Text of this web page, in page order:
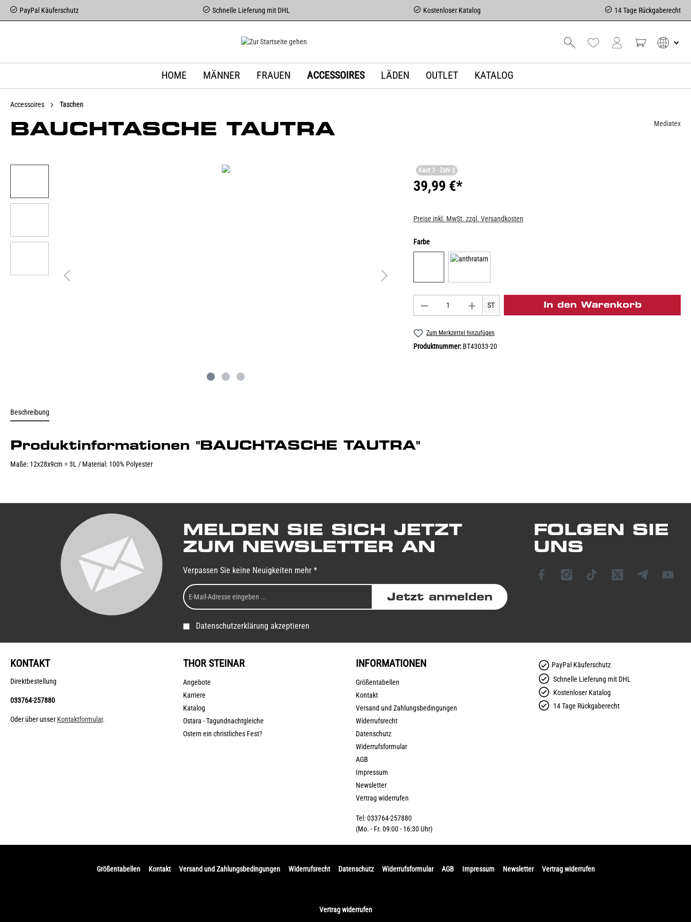
PayPal Käuferschutz Schnelle Lieferung mit DHL Kostenloser Katalog 14 Tage Rückgaberecht
HOME MÄNNER FRAUEN ACCESSOIRES LÄDEN OUTLET KATALOG
Accessoires Taschen
BAUCHTASCHE TAUTRA Mediatex
Kauf 3 - Zahl 2
39,99 €*
Preise inkl. MwSt. zzgl. Versandkosten
Farbe
ST In den Warenkorb
Zum Merkzettel hinzufügen
Produktnummer: BT43033-20
Beschreibung
Produktinformationen "BAUCHTASCHE TAUTRA"
Maße: 12x28x9cm = 3L / Material: 100% Polyester
MELDEN SIE SICH JETZT
ZUM NEWSLETTER AN
Verpassen Sie keine Neuigkeiten mehr *
Jetzt anmelden
Datenschutzerklärung akzeptieren
FOLGEN SIE
UNS
KONTAKT
Direktbestellung
033764-257880
Oder über unser Kontaktformular.
THOR STEINAR
Angebote
Karriere
Katalog
Ostara - Tagundnachtgleiche
Ostern ein christliches Fest?
INFORMATIONEN
Größentabellen
Kontakt
Versand und Zahlungsbedingungen
Widerrufsrecht
Datenschutz
Widerrufsformular
AGB
Impressum
Newsletter
Vertrag widerrufen
Tel: 033764-257880
(Mo. - Fr. 09:00 - 16:30 Uhr)
PayPal Käuferschutz
Schnelle Lieferung mit DHL
Kostenloser Katalog
14 Tage Rückgaberecht
Größentabellen Kontakt Versand und Zahlungsbedingungen Widerrufsrecht Datenschutz Widerrufsformular AGB Impressum Newsletter Vertrag widerrufen
Vertrag widerrufen